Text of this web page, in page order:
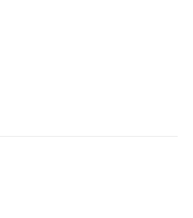
de acceso necesario
moldeadas con
de acero inoxidable.
reforzado con fibra de vidrio
para clasificación NEMA